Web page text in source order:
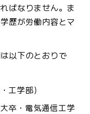
ばなりません。ま
歴が労働内容とマ
以下のとおりで
工学部）
卒・電気通信工学